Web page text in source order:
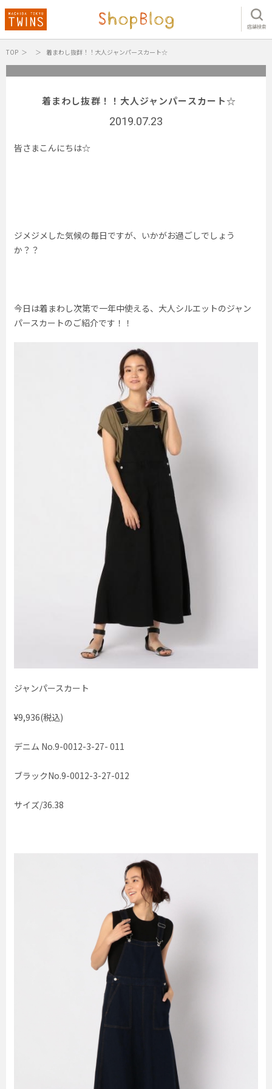
店舗検索
TOP 着まわし抜群！！大人ジャンパースカート☆
着まわし抜群！！大人ジャンパースカート☆
2019.07.23
皆さまこんにちは☆
ジメジメした気候の毎日ですが、いかがお過ごしでしょう
か？？
今日は着まわし次第で一年中使える、大人シルエットのジャン
パースカートのご紹介です！！
ジャンパースカート
¥9,936(税込)
デニム No.9-0012-3-27- 011
ブラックNo.9-0012-3-27-012
サイズ/36.38